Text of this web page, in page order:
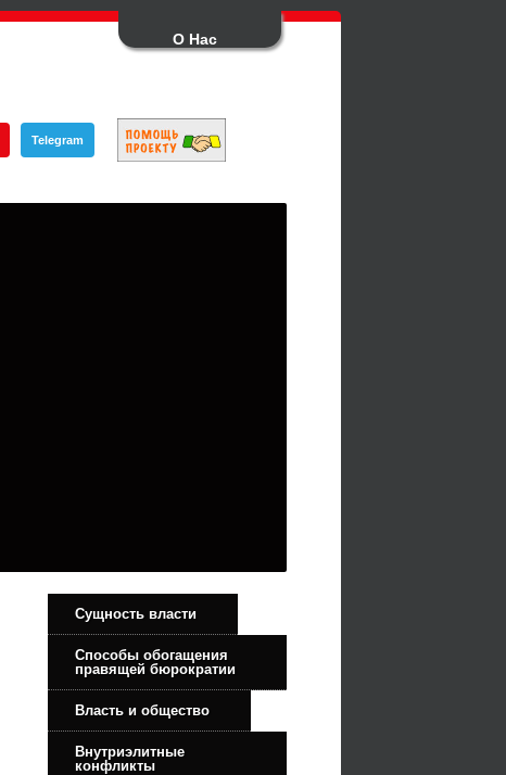
О Нас
Telegram
Сущность власти
Способы обогащения
правящей бюрократии
Власть и общество
Внутриэлитные
конфликты